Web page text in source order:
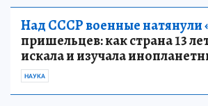
Над СССР военные натянули
пришельцев: как страна 13
искала и изучала
НАУКА